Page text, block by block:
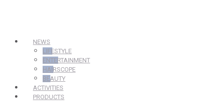
NEWS
LIFESTYLE
ENTERTAINMENT
HAIRSCOPE
BEAUTY
ACTIVITIES
PRODUCTS